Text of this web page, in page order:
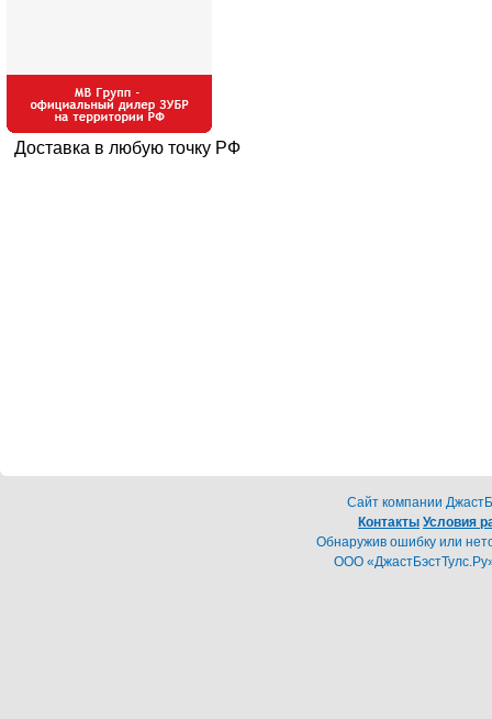
Доставка в любую точку РФ
Cайт компании
Контакты Условия
Обнаружив ошибку или
ООО